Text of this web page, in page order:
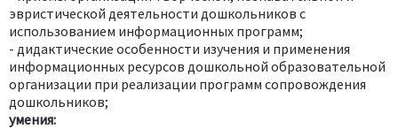
эвристической деятельности дошкольников с
использованием информационных программ;
- дидактические особенности изучения и применения
информационных ресурсов дошкольной образовательной
организации при реализации программ сопровождения
дошкольников;
умения: